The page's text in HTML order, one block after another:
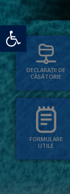
Deschide bara de unelte
DECLARAȚII DE
CĂSĂTORIE
FORMULARE
UTILE